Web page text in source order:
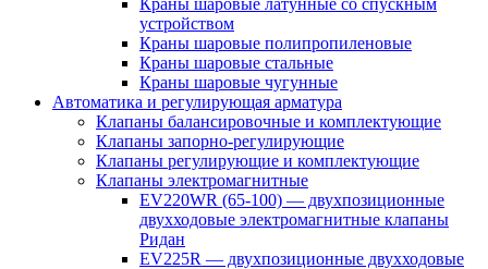
Краны шаровые латунные со спускным
устройством
Краны шаровые полипропиленовые
Краны шаровые стальные
Краны шаровые чугунные
Автоматика и регулирующая арматура
Клапаны балансировочные и комплектующие
Клапаны запорно-регулирующие
Клапаны регулирующие и комплектующие
Клапаны электромагнитные
EV220WR (65-100) — двухпозиционные
двухходовые электромагнитные клапаны
Ридан
EV225R — двухпозиционные двухходовые